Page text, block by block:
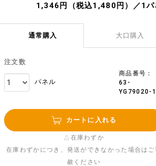
1,346円（税込1,480円）／1パ
通常購入 大口購入
注文数
パネル
商品番号：
63-
YG79020-1
カートに入れる
△在庫わずか
在庫わずかにつき、発送ができなかった場合はご
赦ください